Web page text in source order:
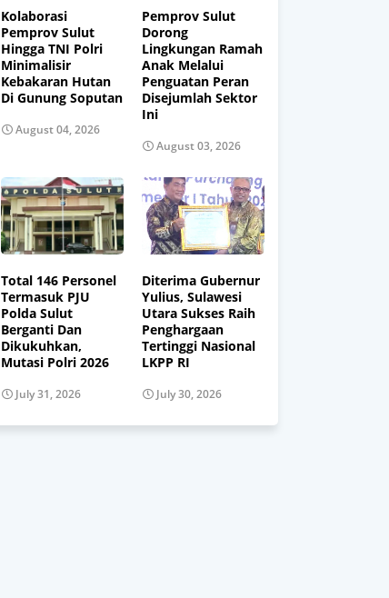
Kolaborasi
Pemprov Sulut
Hingga TNI Polri
Minimalisir
Kebakaran Hutan
Di Gunung Soputan
August 04, 2026
Pemprov Sulut
Dorong
Lingkungan Ramah
Anak Melalui
Penguatan Peran
Disejumlah Sektor
Ini
August 03, 2026
Total 146 Personel
Termasuk PJU
Polda Sulut
Berganti Dan
Dikukuhkan,
Mutasi Polri 2026
July 31, 2026
Diterima Gubernur
Yulius, Sulawesi
Utara Sukses Raih
Penghargaan
Tertinggi Nasional
LKPP RI
July 30, 2026